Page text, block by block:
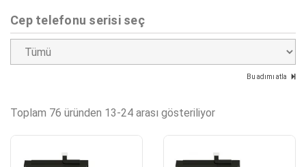
Cep telefonu serisi seç
Bu adımı atla
Toplam 76 üründen 13-24 arası gösteriliyor